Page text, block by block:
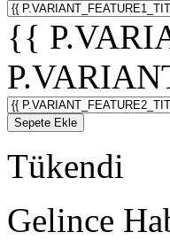
{{
Sepete Ekle
Tükendi
Gelince